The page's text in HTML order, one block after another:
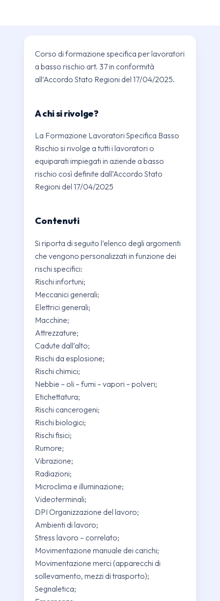
Corso di formazione specifica per lavoratori
a basso rischio art. 37 in conformità
all’Accordo Stato Regioni del 17/04/2025.
A chi si rivolge?
La Formazione Lavoratori Specifica Basso
Rischio si rivolge a tutti i lavoratori o
equiparati impiegati in aziende a basso
rischio così definite dall’Accordo Stato
Regioni del 17/04/2025
Contenuti
Si riporta di seguito l’elenco degli argomenti
che vengono personalizzati in funzione dei
rischi specifici:
Rischi infortuni;
Meccanici generali;
Elettrici generali;
Macchine;
Attrezzature;
Cadute dall’alto;
Rischi da esplosione;
Rischi chimici;
Nebbie – oli – fumi – vapori – polveri;
Etichettatura;
Rischi cancerogeni;
Rischi biologici;
Rischi fisici;
Rumore;
Vibrazione;
Radiazioni;
Microclima e illuminazione;
Videoterminali;
DPI Organizzazione del lavoro;
Ambienti di lavoro;
Stress lavoro – correlato;
Movimentazione manuale dei carichi;
Movimentazione merci (apparecchi di
sollevamento, mezzi di trasporto);
Segnaletica;